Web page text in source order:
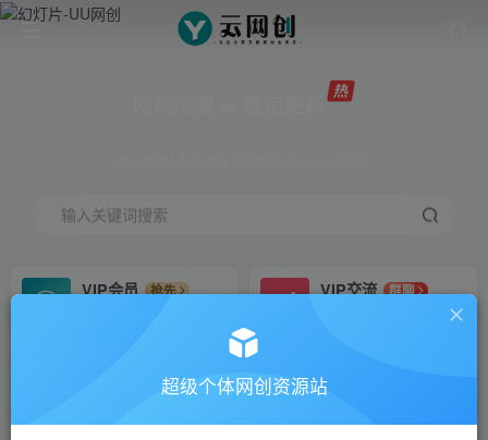
输入关键词搜索
VIP会员
抢先
VIP交流
群聊
研究探讨更多创业项目路子。
会员专属推广链接
招募站长
超级个体网创资源站